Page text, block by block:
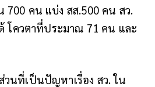
700 คน แบ่ง สส.500 คน สว.
โควตาที่ประมาณ 71 คน และ
วนที่เป็นปัญหาเรื่อง สว. ใน